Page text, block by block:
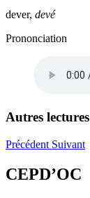
dever, devé
Prononciation
Autres lectures
Précédent Suivant
CEPD’OC